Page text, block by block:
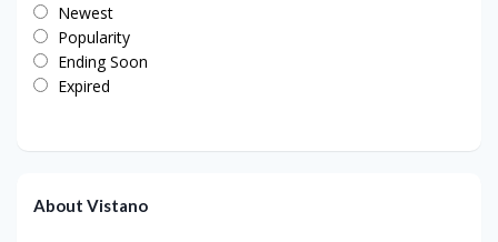
Newest
Popularity
Ending Soon
Expired
About Vistano